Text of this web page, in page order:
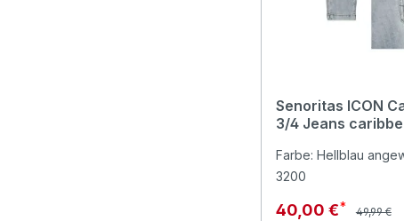
Senoritas ICON
3/4 Jeans
Farbe: Hellblau
3200
Verkaufspreis:
40,00 € 49,99 €